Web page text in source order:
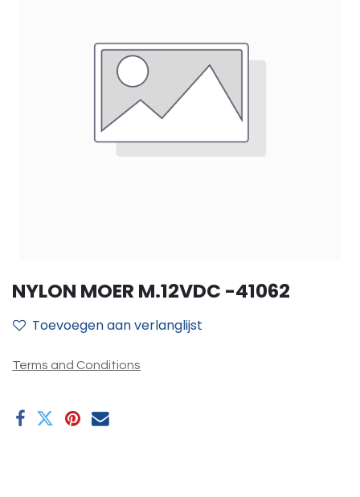
NYLON MOER M.12VDC -41062
Toevoegen aan verlanglijst
Terms and Conditions